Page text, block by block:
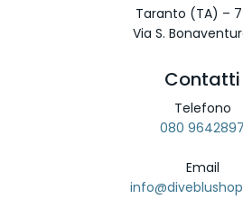
Taranto (TA) –
Via S.
Contatti
Telefono
080 9642897
Email